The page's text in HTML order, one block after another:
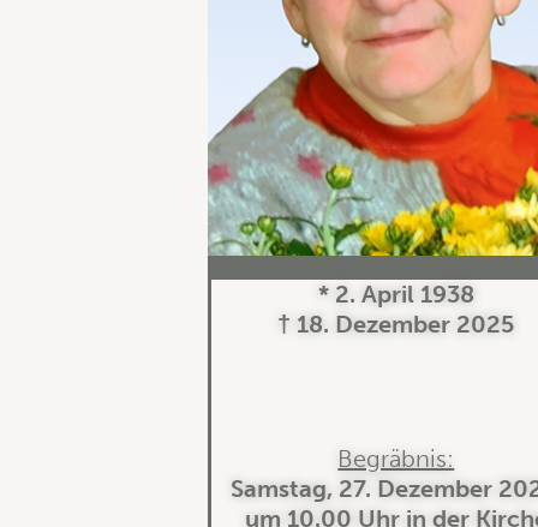
* 2. April 1938
† 18. Dezember 2025
Begräbnis:
Samstag, 27. Dezember
um 10.00 Uhr in der